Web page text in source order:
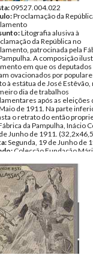
09527.004.022
Proclamação da
Litografia alusiva à
da República no
patrocinada pela
A composição
em que os deputados
ovacionados por
à estátua de José Estêvão,
dia de trabalhos
após as eleições
de 1911. Na parte
o retrato do então
da Pampulha, Inácio
Junho de 1911.
Segunda, 19 de Junho de
Colecção Fundação
Documental:ARTE
1